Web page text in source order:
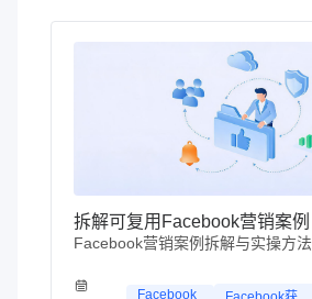
Facebook营销案例拆解与实操方法
Facebook